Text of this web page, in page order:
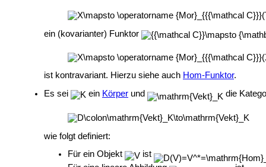
ein (kovarianter) Funktor
ist kontravariant. Hierzu siehe auch Hom-Funktor.
Es sei
ein Körperund die
wie folgt definiert:
Für ein Objekt
ist